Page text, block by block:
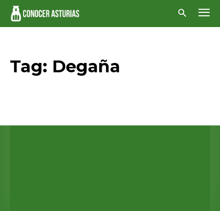
Tag: Degaña